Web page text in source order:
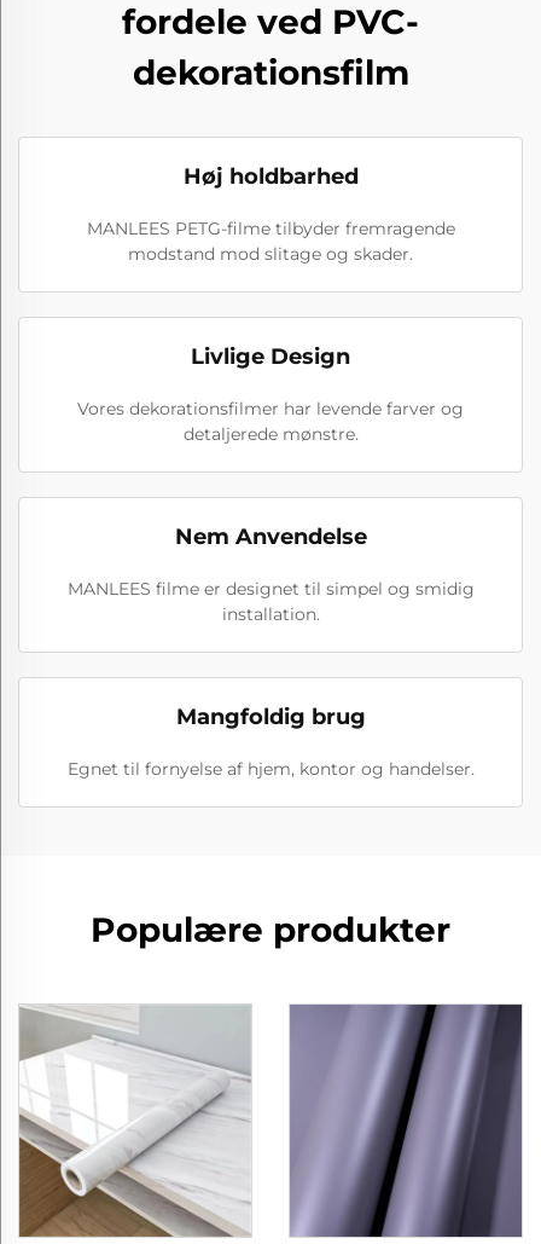
fordele ved PVC-
dekorationsfilm
Høj holdbarhed
MANLEES PETG-filme tilbyder fremragende
modstand mod slitage og skader.
Livlige Design
Vores dekorationsfilmer har levende farver og
detaljerede mønstre.
Nem Anvendelse
MANLEES filme er designet til simpel og smidig
installation.
Mangfoldig brug
Egnet til fornyelse af hjem, kontor og handelser.
Populære produkter